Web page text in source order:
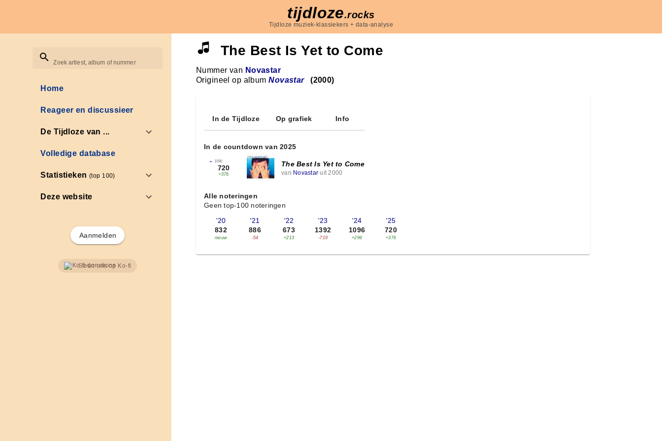
tijdloze.rocks
Tijdloze muziek-klassiekers + data-analyse
Zoek artiest, album of nummer
Home
Reageer en discussieer
De Tijdloze van ...
Volledige database
Statistieken(top 100)
Deze website
Aanmelden
Steun ons op Ko-fi
The Best Is Yet to Come
Nummer van Novastar
Origineel op albumNovastar (2000)
In de Tijdloze Op grafiek Info
In de countdown van 2025
← 1096
720
+376
The Best Is Yet to Come
van Novastar uit 2000
Alle noteringen
Geen top-100 noteringen
'20
832
nieuw
'21
886
-54
'22
673
+213
'23
1392
-719
'24
1096
+296
'25
720
+376